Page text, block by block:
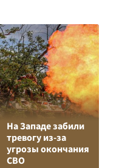
На Западе забили
тревогу из-за
угрозы окончания
СВО